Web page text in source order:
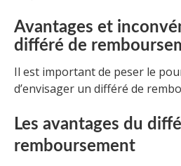
Avantages et
différé de
Il est important de peser le
d’envisager un différé de
Les avantages du
remboursement